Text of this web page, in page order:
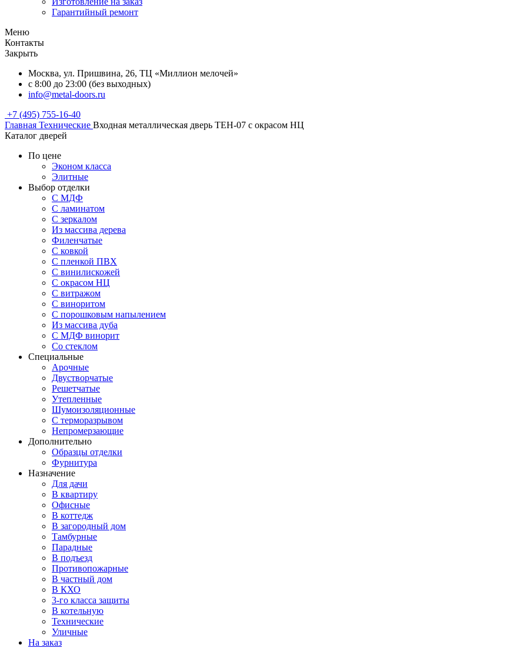
Гарантийный ремонт
Меню
Контакты
Закрыть
Москва, ул. Пришвина, 26, ТЦ «Миллион мелочей»
с 8:00 до 23:00 (без выходных)
info@metal-doors.ru
+7 (495) 755-16-40
Главная Технические Входная металлическая дверь TEH-07 с окрасом НЦ
Каталог дверей
По цене
Эконом класса
Элитные
Выбор отделки
С МДФ
С ламинатом
С зеркалом
Из массива дерева
Филенчатые
С ковкой
С пленкой ПВХ
С винилискожей
С окрасом НЦ
С витражом
С виноритом
С порошковым напылением
Из массива дуба
С МДФ винорит
Со стеклом
Специальные
Арочные
Двустворчатые
Решетчатые
Утепленные
Шумоизоляционные
С терморазрывом
Непромерзающие
Дополнительно
Образцы отделки
Фурнитура
Назначение
Для дачи
В квартиру
Офисные
В коттедж
В загородный дом
Тамбурные
Парадные
В подъезд
Противопожарные
В частный дом
В КХО
3-го класса защиты
В котельную
Технические
Уличные
На заказ